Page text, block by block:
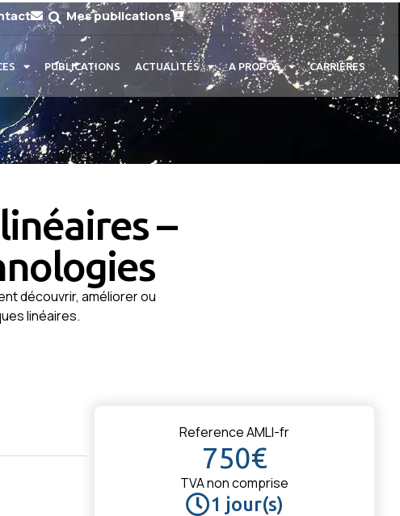
Mes publications
PUBLICATIONS ACTUALITÉS A PROPOS CARRIÈRES
–
découvrir, améliorer ou
linéaires.
Reference AMLI-fr
750€
TVA non comprise
1 jour(s)